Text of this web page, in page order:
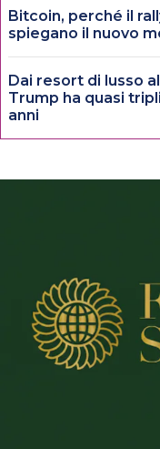
Bitcoin, perché il
spiegano il nuovo
Dai resort di lusso
Trump ha quasi
anni